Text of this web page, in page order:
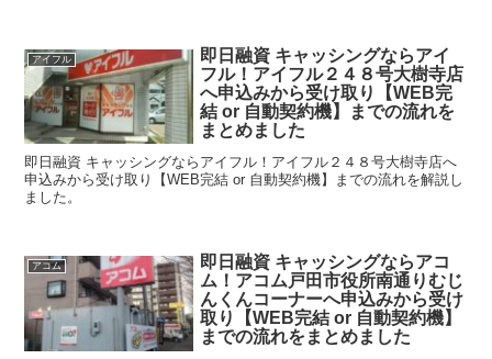
アイフル
即日融資 キャッシングならアイ
フル！アイフル２４８号大樹寺店
へ申込みから受け取り【WEB完
結 or 自動契約機】までの流れを
まとめました
即日融資 キャッシングならアイフル！アイフル２４８号大樹寺店へ
申込みから受け取り【WEB完結 or 自動契約機】までの流れを解説し
ました。
アコム
即日融資 キャッシングならアコ
ム！アコム戸田市役所南通りむじ
んくんコーナーへ申込みから受け
取り【WEB完結 or 自動契約機】
までの流れをまとめました